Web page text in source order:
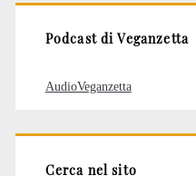
Podcast di Veganzetta
AudioVeganzetta
Cerca nel sito